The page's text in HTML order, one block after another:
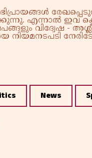
എന്നാൽ ഇവ
വിദ്വേഷ -
News